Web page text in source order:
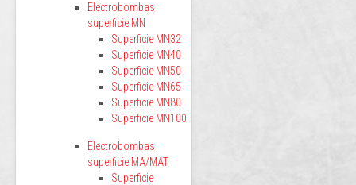
Electrobombas
superficie MN
Superficie MN32
Superficie MN40
Superficie MN50
Superficie MN65
Superficie MN80
Superficie MN100
Electrobombas
superficie MA/MAT
Superficie